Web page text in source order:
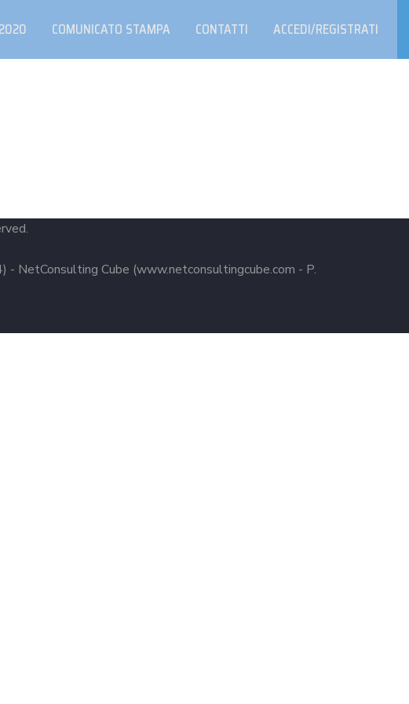
COMUNICATO STAMPA CONTATTI ACCEDI/REGISTRATI
NetConsulting Cube (www.netconsultingcube.com - P.